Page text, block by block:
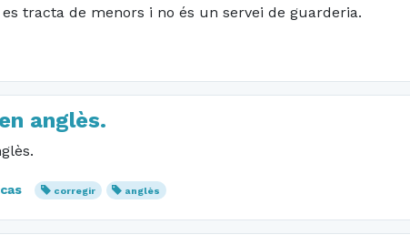
tracta de menors i no és un servei de guarderia.
anglès.
corregir anglès